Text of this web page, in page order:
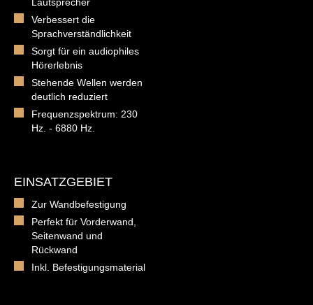
Verbessert die
Sprachverständlichkeit
Sorgt für ein audiophiles
Hörerlebnis
Stehende Wellen werden
deutlich reduziert
Frequenzspektrum: 230
Hz. - 6880 Hz.
EINSATZGEBIET
Zur Wandbefestigung
Perfekt für Vorderwand,
Seitenwand und
Rückwand
Inkl. Befestigungsmaterial